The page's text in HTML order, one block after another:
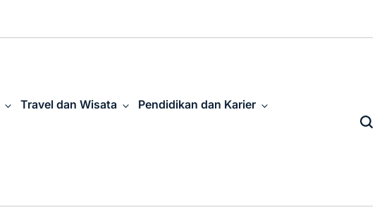
Travel dan Wisata Pendidikan dan Karier